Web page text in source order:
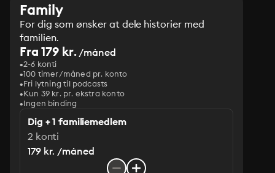
Family
For dig som ønsker at dele historier med
familien.
Fra 179 kr./måned
2-6 konti
100 timer/måned pr. konto
Fri lytning til podcasts
Kun 39 kr. pr. ekstra konto
Ingen binding
Dig + 1 familiemedlem
2 konti
179 kr. /måned